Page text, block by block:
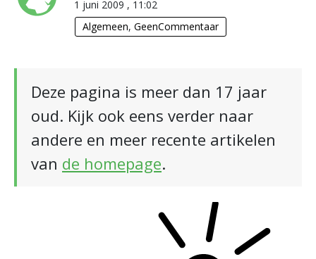
1 juni 2009 , 11:02
Algemeen, GeenCommentaar
Deze pagina is meer dan 17 jaar
oud. Kijk ook eens verder naar
andere en meer recente artikelen
van de homepage.